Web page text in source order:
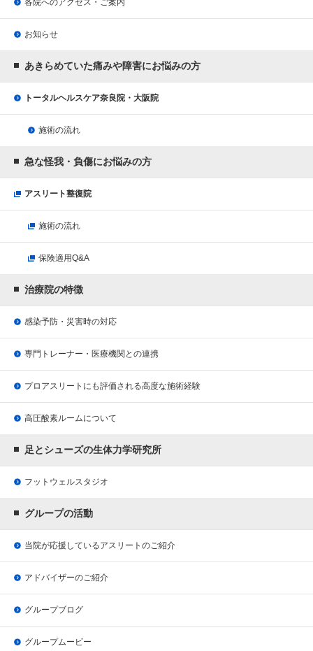
各院へのアクセス・ご案内
お知らせ
あきらめていた痛みや障害にお悩みの方
トータルヘルスケア奈良院・大阪院
施術の流れ
急な怪我・負傷にお悩みの方
アスリート整復院
施術の流れ
保険適用Q&A
治療院の特徴
感染予防・災害時の対応
専門トレーナー・医療機関との連携
プロアスリートにも評価される高度な施術経験
高圧酸素ルームについて
足とシューズの生体力学研究所
フットウェルスタジオ
グループの活動
当院が応援しているアスリートのご紹介
アドバイザーのご紹介
グループブログ
グループムービー